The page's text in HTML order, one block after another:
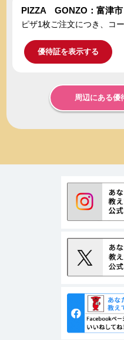
PIZZA GONZO：富津市
ピザ1枚ご注文につき、コ
優待証を表示する
周辺にある優